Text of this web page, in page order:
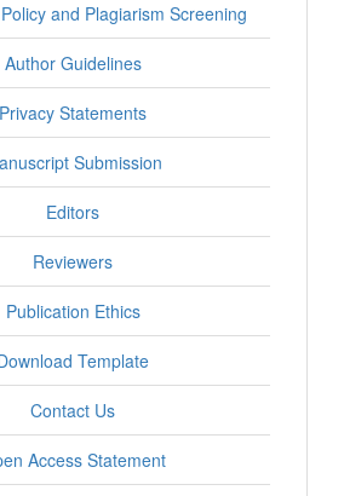
and Plagiarism Screening
Author Guidelines
Privacy Statements
Submission
Editors
Reviewers
Publication Ethics
Template
Contact Us
Access Statement